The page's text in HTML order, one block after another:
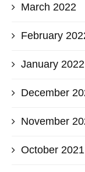
March 2022
February
January 2022
December
November
October 2021